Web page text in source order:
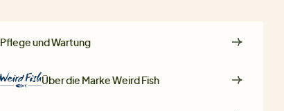
Pflege und Wartung
Über die MarkeWeird Fish